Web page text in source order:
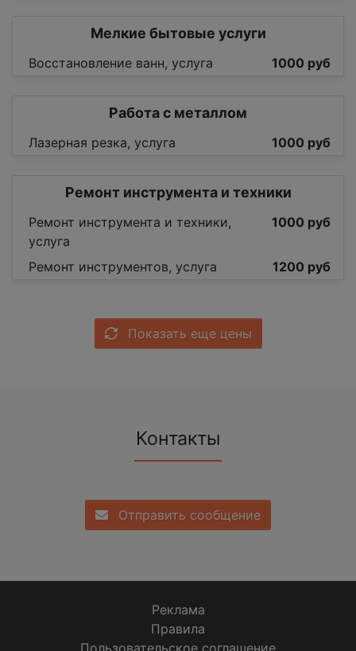
Мелкие бытовые услуги
Восстановление ванн, услуга 1000 руб
Работа с металлом
Лазерная резка, услуга 1000 руб
Ремонт инструмента и техники
Ремонт инструмента и техники,
услуга
1000 руб
Ремонт инструментов, услуга 1200 руб
Показать еще цены
Контакты
Отправить сообщение
Реклама
Правила